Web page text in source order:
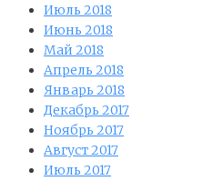
Июль 2018
Июнь 2018
Май 2018
Апрель 2018
Январь 2018
Декабрь 2017
Ноябрь 2017
Август 2017
Июль 2017